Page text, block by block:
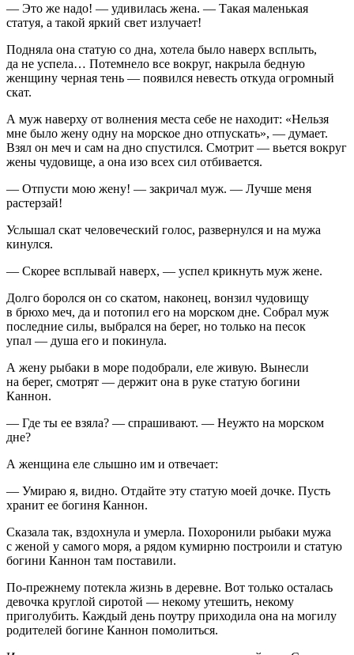
— Это же надо! — удивилась жена. — Такая маленькая
статуя, а такой яркий свет излучает!
Подняла она статую со дна, хотела было наверх всплыть,
да не успела… Потемнело все вокруг, накрыла бедную
женщину черная тень — появился невесть откуда огромный
скат.
А муж наверху от волнения места себе не находит: «Нельзя
мне было жену одну на морское дно отпускать», — думает.
Взял он меч и сам на дно спустился. Смотрит — вьется вокруг
жены чудовище, а она изо всех сил отбивается.
— Отпусти мою жену! — закричал муж. — Лучше меня
растерзай!
Услышал скат человеческий голос, развернулся и на мужа
кинулся.
— Скорее всплывай наверх, — успел крикнуть муж жене.
Долго боролся он со скатом, наконец, вонзил чудовищу
в брюхо меч, да и потопил его на морском дне. Собрал муж
последние силы, выбрался на берег, но только на песок
упал — душа его и покинула.
А жену рыбаки в море подобрали, еле живую. Вынесли
на берег, смотрят — держит она в руке статую богини
Каннон.
— Где ты ее взяла? — спрашивают. — Неужто на морском
дне?
А женщина еле слышно им и отвечает:
— Умираю я, видно. Отдайте эту статую моей дочке. Пусть
хранит ее богиня Каннон.
Сказала так, вздохнула и умерла. Похоронили рыбаки мужа
с женой у самого моря, а рядом кумирню построили и статую
богини Каннон там поставили.
По-прежнему потекла жизнь в деревне. Вот только осталась
девочка круглой сиротой — некому утешить, некому
приголубить. Каждый день поутру приходила она на могилу
родителей богине Каннон помолиться.